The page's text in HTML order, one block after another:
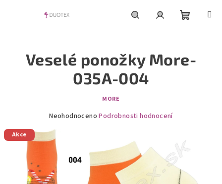
košík
Veselé ponožky More-
035A-004
MORE
Průměrné
0,0
5
Neohodnoceno Podrobnosti hodnocení
Akce